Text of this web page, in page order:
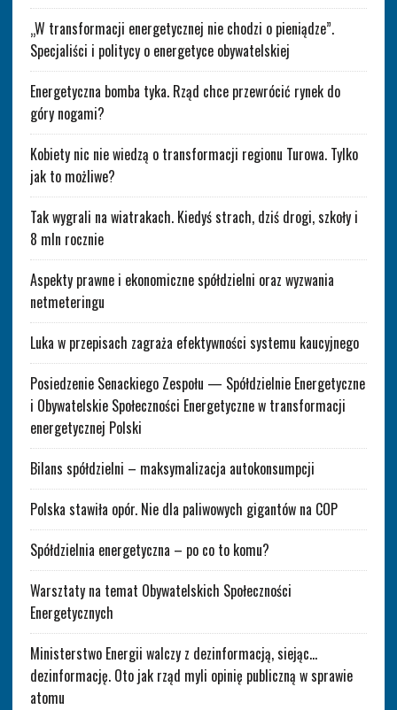
„W transformacji energetycznej nie chodzi o pieniądze”.
Specjaliści i politycy o energetyce obywatelskiej
Energetyczna bomba tyka. Rząd chce przewrócić rynek do
góry nogami?
Kobiety nic nie wiedzą o transformacji regionu Turowa. Tylko
jak to możliwe?
Tak wygrali na wiatrakach. Kiedyś strach, dziś drogi, szkoły i
8 mln rocznie
Aspekty prawne i ekonomiczne spółdzielni oraz wyzwania
netmeteringu
Luka w przepisach zagraża efektywności systemu kaucyjnego
Posiedzenie Senackiego Zespołu — Spółdzielnie Energetyczne
i Obywatelskie Społeczności Energetyczne w transformacji
energetycznej Polski
Bilans spółdzielni – maksymalizacja autokonsumpcji
Polska stawiła opór. Nie dla paliwowych gigantów na COP
Spółdzielnia energetyczna – po co to komu?
Warsztaty na temat Obywatelskich Społeczności
Energetycznych
Ministerstwo Energii walczy z dezinformacją, siejąc…
dezinformację. Oto jak rząd myli opinię publiczną w sprawie
atomu